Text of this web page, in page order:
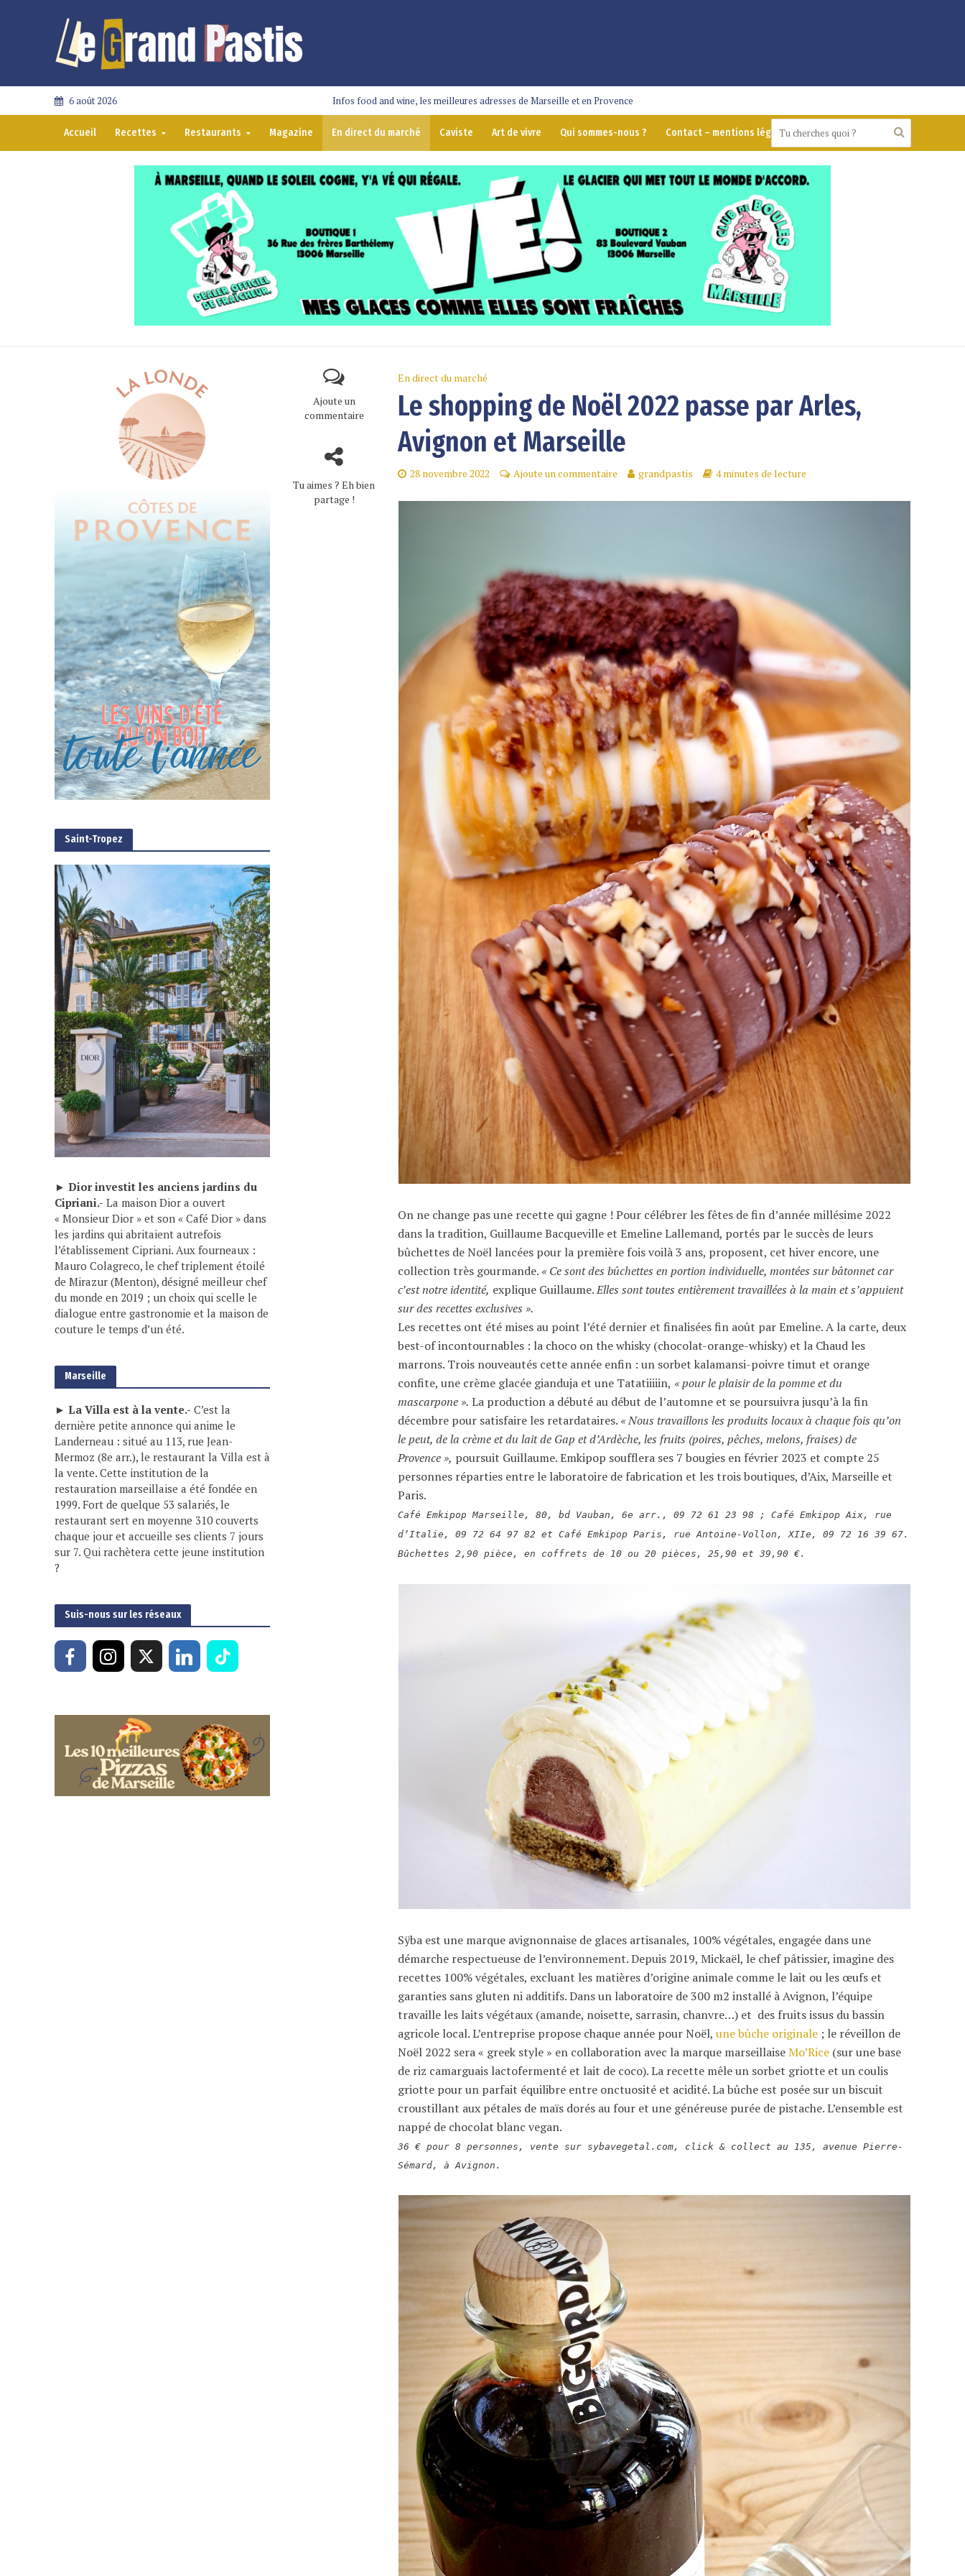
6 août 2026 Infos food and wine, les meilleures adresses de Marseille et en Provence
Accueil Recettes Restaurants Magazine En direct du marché Caviste Art de vivre Qui sommes-nous ? Contact – mentions légales
Saint-Tropez
► Dior investit les anciens jardins du
Cipriani.- La maison Dior a ouvert
« Monsieur Dior » et son « Café Dior » dans
les jardins qui abritaient autrefois
l’établissement Cipriani. Aux fourneaux :
Mauro Colagreco, le chef triplement étoilé
de Mirazur (Menton), désigné meilleur chef
du monde en 2019 ; un choix qui scelle le
dialogue entre gastronomie et la maison de
couture le temps d’un été.
Marseille
► La Villa est à la vente.- C’est la
dernière petite annonce qui anime le
Landerneau : situé au 113, rue Jean-
Mermoz (8e arr.), le restaurant la Villa est à
la vente. Cette institution de la
restauration marseillaise a été fondée en
1999. Fort de quelque 53 salariés, le
restaurant sert en moyenne 310 couverts
chaque jour et accueille ses clients 7 jours
sur 7. Qui rachètera cette jeune institution
?
Suis-nous sur les réseaux
Ajoute un
commentaire
Tu aimes ? Eh bien
partage !
En direct du marché
Le shopping de Noël 2022 passe par Arles,
Avignon et Marseille
28 novembre 2022 Ajoute un commentaire grandpastis 4 minutes de lecture
On ne change pas une recette qui gagne ! Pour célébrer les fêtes de fin d’année millésime 2022
dans la tradition, Guillaume Bacqueville et Emeline Lallemand, portés par le succès de leurs
bûchettes de Noël lancées pour la première fois voilà 3 ans, proposent, cet hiver encore, une
collection très gourmande. « Ce sont des bûchettes en portion individuelle, montées sur bâtonnet car
c’est notre identité, explique Guillaume.Elles sont toutes entièrement travaillées à la main et s’appuient
sur des recettes exclusives ».
Les recettes ont été mises au point l’été dernier et finalisées fin août par Emeline. A la carte, deux
best-of incontournables : la choco on the whisky (chocolat-orange-whisky) et la Chaud les
marrons. Trois nouveautés cette année enfin : un sorbet kalamansi-poivre timut et orange
confite, une crème glacée gianduja et une Tatatiiiiin, « pour le plaisir de la pomme et du
mascarpone ». La production a débuté au début de l’automne et se poursuivra jusqu’à la fin
décembre pour satisfaire les retardataires. « Nous travaillons les produits locaux à chaque fois qu’on
le peut, de la crème et du lait de Gap et d’Ardèche, les fruits (poires, pêches, melons, fraises) de
Provence », poursuit Guillaume. Emkipop soufflera ses 7 bougies en février 2023 et compte 25
personnes réparties entre le laboratoire de fabrication et les trois boutiques, d’Aix, Marseille et
Paris.
Café Emkipop Marseille, 80, bd Vauban, 6e arr., 09 72 61 23 98 ; Café Emkipop Aix, rue
d’Italie, 09 72 64 97 82 et Café Emkipop Paris, rue Antoine-Vollon, XIIe, 09 72 16 39 67.
Bûchettes 2,90 pièce, en coffrets de 10 ou 20 pièces, 25,90 et 39,90 €.
Sÿba est une marque avignonnaise de glaces artisanales, 100% végétales, engagée dans une
démarche respectueuse de l’environnement. Depuis 2019, Mickaël, le chef pâtissier, imagine des
recettes 100% végétales, excluant les matières d’origine animale comme le lait ou les œufs et
garanties sans gluten ni additifs. Dans un laboratoire de 300 m2 installé à Avignon, l’équipe
travaille les laits végétaux (amande, noisette, sarrasin, chanvre…) et des fruits issus du bassin
agricole local. L’entreprise propose chaque année pour Noël,une bûche originale ; le réveillon de
Noël 2022 sera « greek style » en collaboration avec la marque marseillaiseMo’Rice (sur une base
de riz camarguais lactofermenté et lait de coco). La recette mêle un sorbet griotte et un coulis
griotte pour un parfait équilibre entre onctuosité et acidité. La bûche est posée sur un biscuit
croustillant aux pétales de maïs dorés au four et une généreuse purée de pistache. L’ensemble est
nappé de chocolat blanc vegan.
36 € pour 8 personnes, vente sur sybavegetal.com, click & collect au 135, avenue Pierre-
Sémard, à Avignon.